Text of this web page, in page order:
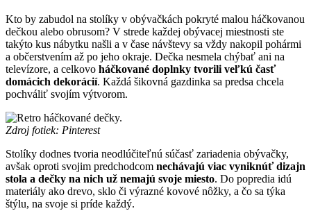
Kto by zabudol na stolíky v obývačkách pokryté malou háčkovanou
dečkou alebo obrusom? V strede každej obývacej miestnosti ste
takýto kus nábytku našli a v čase návštevy sa vždy nakopil pohármi
a občerstvením až po jeho okraje. Dečka nesmela chýbať ani na
televízore, a celkovo háčkované doplnky tvorili veľkú časť
domácich dekorácií. Každá šikovná gazdinka sa predsa chcela
pochváliť svojím výtvorom.
Zdroj fotiek: Pinterest
Stolíky dodnes tvoria neodlúčiteľnú súčasť zariadenia obývačky,
avšak oproti svojim predchodcom nechávajú viac vyniknúť dizajn
stola a dečky na nich už nemajú svoje miesto. Do popredia idú
materiály ako drevo, sklo či výrazné kovové nôžky, a čo sa týka
štýlu, na svoje si príde každý.